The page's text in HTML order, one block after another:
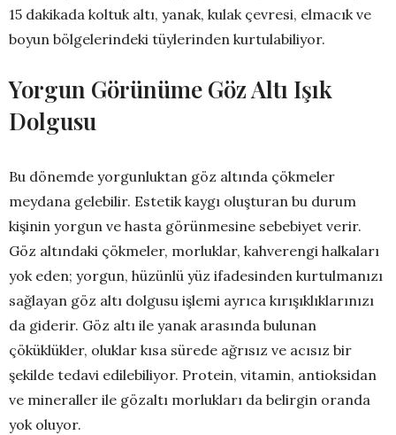
15 dakikada koltuk altı, yanak, kulak çevresi, elmacık ve
boyun bölgelerindeki tüylerinden kurtulabiliyor.
Yorgun Görünüme Göz Altı Işık
Dolgusu
Bu dönemde yorgunluktan göz altında çökmeler
meydana gelebilir. Estetik kaygı oluşturan bu durum
kişinin yorgun ve hasta görünmesine sebebiyet verir.
Göz altındaki çökmeler, morluklar, kahverengi halkaları
yok eden; yorgun, hüzünlü yüz ifadesinden kurtulmanızı
sağlayan göz altı dolgusu işlemi ayrıca kırışıklıklarınızı
da giderir. Göz altı ile yanak arasında bulunan
çöküklükler, oluklar kısa sürede ağrısız ve acısız bir
şekilde tedavi edilebiliyor. Protein, vitamin, antioksidan
ve mineraller ile gözaltı morlukları da belirgin oranda
yok oluyor.